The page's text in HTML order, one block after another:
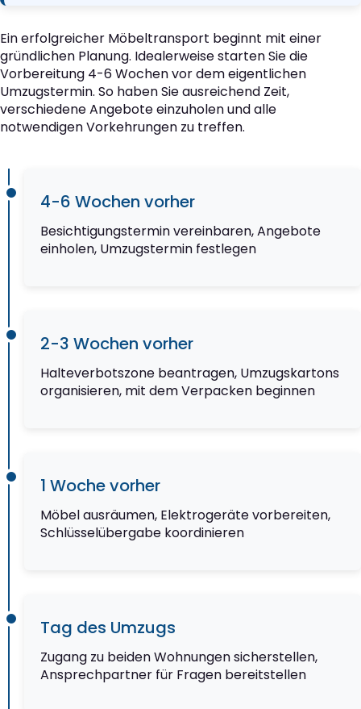
Ein erfolgreicher Möbeltransport beginnt mit einer
gründlichen Planung. Idealerweise starten Sie die
Vorbereitung 4-6 Wochen vor dem eigentlichen
Umzugstermin. So haben Sie ausreichend Zeit,
verschiedene Angebote einzuholen und alle
notwendigen Vorkehrungen zu treffen.
4-6 Wochen vorher
Besichtigungstermin vereinbaren, Angebote
einholen, Umzugstermin festlegen
2-3 Wochen vorher
Halteverbotszone beantragen, Umzugskartons
organisieren, mit dem Verpacken beginnen
1 Woche vorher
Möbel ausräumen, Elektrogeräte vorbereiten,
Schlüsselübergabe koordinieren
Tag des Umzugs
Zugang zu beiden Wohnungen sicherstellen,
Ansprechpartner für Fragen bereitstellen